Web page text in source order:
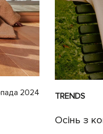
2024 TRENDS
Осінь з